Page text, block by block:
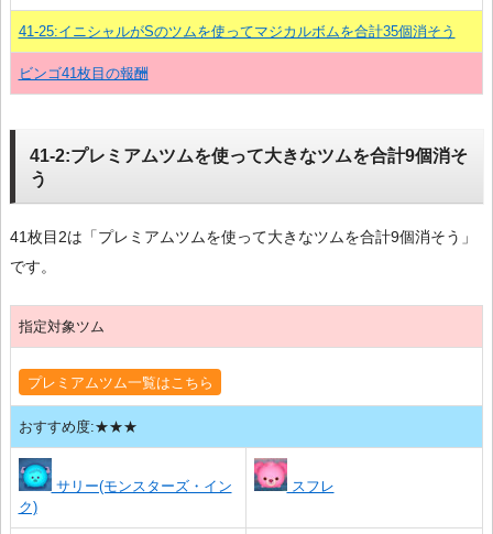
41-25:イニシャルがSのツムを使ってマジカルボムを合計35個消そう
ビンゴ41枚目の報酬
41-2:プレミアムツムを使って大きなツムを合計9個消そ
う
41枚目2は「プレミアムツムを使って大きなツムを合計9個消そう」
です。
指定対象ツム
プレミアムツム一覧はこちら
おすすめ度:★★★
サリー(モンスターズ・イン
ク)
スフレ